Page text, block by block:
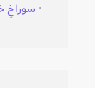
سوراخِ ⋅